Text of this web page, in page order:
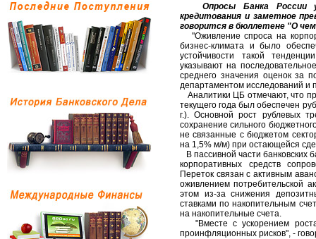
Опросы Банка России
кредитования и заметное
говорится в бюллетене "О
"Оживление спроса на
бизнес-климата и было
устойчивости такой
указывают на
среднего значения оценок за
департаментом исследований и
Аналитики ЦБ отмечают, что
текущего года был обеспечен
г.). Основной рост рублевых
сохранение сильного
не связанные с бюджетом
на 1,5% м/м) при остающейся
В пассивной части банковских
корпоративных средств
Переток связан с активным
оживлением потребительской
этом из-за снижения
ставками по накопительным
на накопительные счета.
"Вместе с ускорением роста
проинфляционных рисков", -